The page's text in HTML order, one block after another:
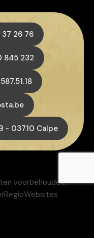
37 26 76
845 232
- 03710 Calpe
voorbehouden.
RegioWebsites